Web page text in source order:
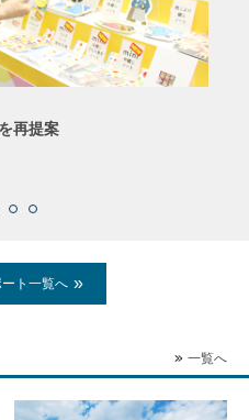
再提案
ト一覧へ
一覧へ